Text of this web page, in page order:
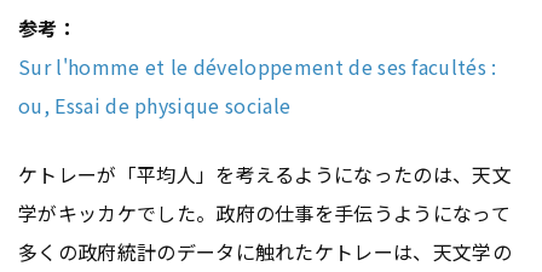
参考：
Sur l'homme et le développement de ses facultés :
ou, Essai de physique sociale
ケトレーが「平均人」を考えるようになったのは、天文
学がキッカケでした。政府の仕事を手伝うようになって
多くの政府統計のデータに触れたケトレーは、天文学の